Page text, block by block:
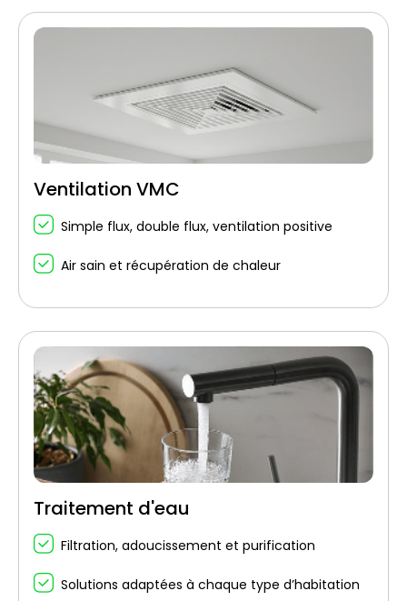
Ventilation VMC
Simple flux, double flux, ventilation positive
Air sain et récupération de chaleur
Traitement d'eau
Filtration, adoucissement et purification
Solutions adaptées à chaque type d’habitation